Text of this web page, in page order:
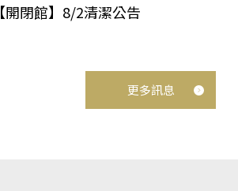
【開閉館】8/2清潔公告
更多訊息